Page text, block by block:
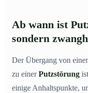
Ab wann ist
sondern
Der Übergang von
zu einerPutzstörung
einige Anhaltspunkte,